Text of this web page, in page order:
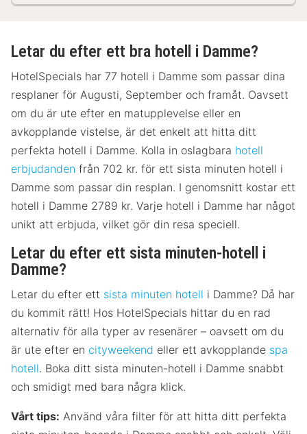
Letar du efter ett bra hotell i Damme?
HotelSpecials har 77 hotell i Damme som passar dina
resplaner för Augusti, September och framåt. Oavsett
om du är ute efter en matupplevelse eller en
avkopplande vistelse, är det enkelt att hitta ditt
perfekta hotell i Damme. Kolla in oslagbara hotell
erbjudanden från 702 kr. för ett sista minuten hotell i
Damme som passar din resplan. I genomsnitt kostar ett
hotell i Damme 2789 kr. Varje hotell i Damme har något
unikt att erbjuda, vilket gör din resa speciell.
Letar du efter ett sista minuten-hotell i
Damme?
Letar du efter ett sista minuten hotell i Damme? Då har
du kommit rätt! Hos HotelSpecials hittar du en rad
alternativ för alla typer av resenärer – oavsett om du
är ute efter en cityweekend eller ett avkopplande spa
hotell. Boka ditt sista minuten-hotell i Damme snabbt
och smidigt med bara några klick.
Vårt tips: Använd våra filter för att hitta ditt perfekta